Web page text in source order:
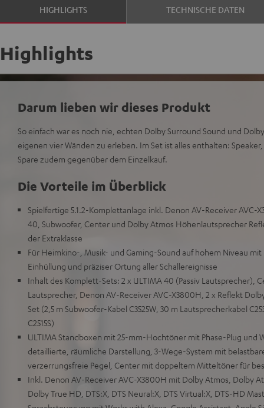
HIGHLIGHTS TECHNISCHE DATEN
Highlights
Darum lieben wir dieses Produkt
So einfach war es noch nie, echten Dolby Surround Sound und
eigenen vier Wänden zu erleben. Im Set ist alles enthalten:
Spare zudem gegenüber dem Einzelkauf.
Die Vorteile im Überblick
Spielfertige 5.1.2-Komplettanlage inkl. Denon AV-Receiver AVC-
40, Subwoofer, Center und Dolby Atmos Höhenlautsprecher
der Extraklasse
Für Heimkino-, Musik- und Gaming-Sound auf hohem Niveau
Einhüllung und präziser Ortung aller Schallereignisse
Inhalt des Komplett-Sets: 2 x ULTIMA 40 (Passiv Lautsprecher),
Lautsprecher, Denon AV-Receiver AVC-X3800H, 2 x Reflekt
Set (2,5 m Subwoofer-Kabel C3525W, 30 m Lautsprecherkabel
C2515S)
ULTIMA Standboxen mit 25-mm-Hochtöner mit Phase-Plug und
detaillierte, räumliche Darstellung, 3-Wege-System mit
verzerrungsfreie Pegel, Center mit doppeltem Mitteltöner für
Inkl. Denon AV-Receiver AVC-X3800H mit Dolby Atmos, Dolby
Dolby True HD, DTS:X, DTS Neural:X, DTS Virtual:X, DTS-HD